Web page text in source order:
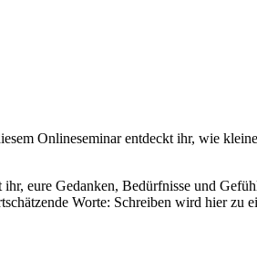
Onlineseminar entdeckt ihr, wie
eure Gedanken, Bedürfnisse und
Worte: Schreiben wird hier zu